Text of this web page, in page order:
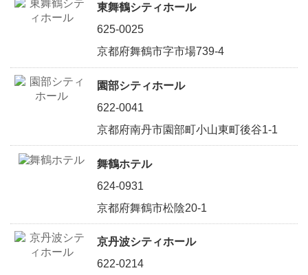
東舞鶴シティホール
625-0025
京都府舞鶴市字市場739-4
園部シティホール
622-0041
京都府南丹市園部町小山東町後谷1-1
舞鶴ホテル
624-0931
京都府舞鶴市松陰20-1
京丹波シティホール
622-0214